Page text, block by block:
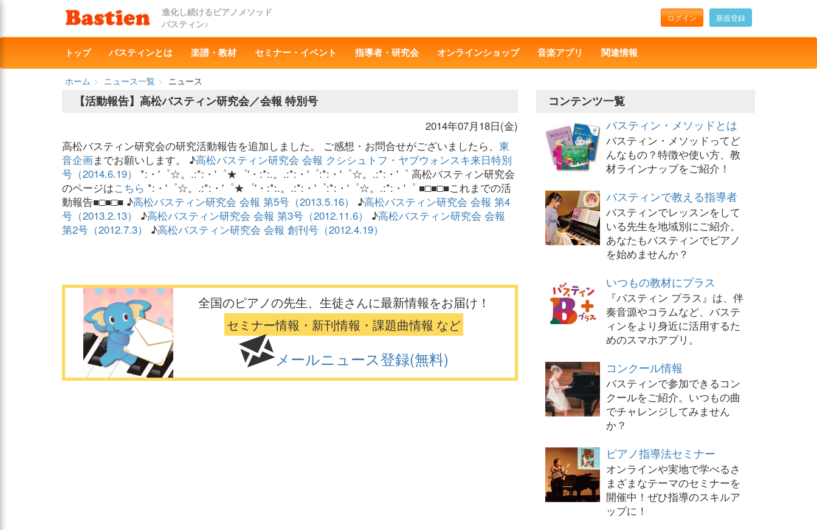
進化し続けるピアノメソッド
バスティン♪
ログイン 新規登録
トップ バスティンとは 楽譜・教材 セミナー・イベント 指導者・研究会 オンラインショップ 音楽アプリ 関連情報
ホーム ニュース一覧
ニュース
【活動報告】高松バスティン研究会／会報 特別号
2014年07月18日(金)
高松バスティン研究会の研究活動報告を追加しました。 ご感想・お問合せがございましたら、 東
音企画までお願いします。 ♪高松バスティン研究会 会報 クシシュトフ・ヤブウォンスキ来日特別
号（2014.6.19）
*:・'゜☆。.:*:・'゜★゜'・:*:.。.:*:・'゜:*:・'゜☆。.:*:・'゜ 高松バスティン研究会
のページはこちら *:・'゜☆。.:*:・'゜★゜'・:*:.。.:*:・'゜:*:・'゜☆。.:*:・'゜ ■□■□■これまでの活
動報告■□■□■ ♪高松バスティン研究会 会報 第5号（2013.5.16） ♪高松バスティン研究会 会報 第4
号（2013.2.13）
♪高松バスティン研究会 会報 第3号（2012.11.6） ♪高松バスティン研究会 会報
第2号（2012.7.3）
♪高松バスティン研究会 会報 創刊号（2012.4.19）
全国のピアノの先生、生徒さんに最新情報をお届け！
セミナー情報・新刊情報・課題曲情報 など
メールニュース登録(無料)
コンテンツ一覧
バスティン・メソッドとは
バスティン・メソッドってど
んなもの？特徴や使い方、教
材ラインナップをご紹介！
バスティンで教える指導者
バスティンでレッスンをして
いる先生を地域別にご紹介。
あなたもバスティンでピアノ
を始めませんか？
いつもの教材にプラス
『バスティン プラス』は、伴
奏音源やコラムなど、バステ
ィンをより身近に活用するた
めのスマホアプリ。
コンクール情報
バスティンで参加できるコン
クールをご紹介。いつもの曲
でチャレンジしてみません
か？
ピアノ指導法セミナー
オンラインや実地で学べるさ
まざまなテーマのセミナーを
開催中！ぜひ指導のスキルア
ップに！